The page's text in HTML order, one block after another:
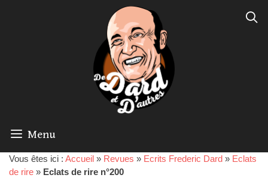
Menu
Vous êtes ici : Accueil » Revues » Ecrits Frederic Dard » Eclats
de rire » Eclats de rire n°200